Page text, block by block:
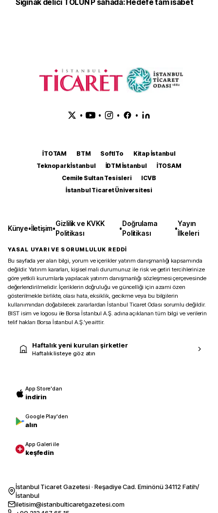
Sığınak delici TOLUN P sahada: Hedefe tam isabet
• • • •
İTOTAM BTM SoftITo
Kitap İstanbul
Teknopark İstanbul
İDTM İstanbul
İTOSAM
Cemile Sultan Tesisleri
ICVB
İstanbul Ticaret Üniversitesi
Künye•İletişim•
Gizlilik ve KVKK
Politikası
•
Doğrulama
Politikası
•
Yayın
İlkeleri
YASAL UYARI VE SORUMLULUK REDDİ
Bu sayfada yer alan bilgi, yorum ve içerikler yatırım danışmanlığı kapsamında
değildir. Yatırım kararları, kişisel mali durumunuz ile risk ve getiri tercihlerinize
göre yetkili kurumlarla yapılacak yatırım danışmanlığı sözleşmesi çerçevesinde
değerlendirilmelidir. İçeriklerin doğruluğu ve güncelliği için azami özen
gösterilmekle birlikte, olası hata, eksiklik, gecikme veya bu bilgilerin
kullanımından doğabilecek zararlardan İstanbul Ticaret Odası sorumlu değildir.
BIST isim ve logosu ile Borsa İstanbul A.Ş. adına açıklanan tüm bilgi ve verilerin
telif hakları Borsa İstanbul A.Ş.’ye aittir.
Haftalık yeni kurulan şirketler
Haftalık listeye göz atın
App Store'dan
indirin
Google Play'den
alın
App Galeri ile
keşfedin
İstanbul Ticaret Gazetesi · Reşadiye Cad. Eminönü 34112 Fatih/
İstanbul
iletisim@istanbulticaretgazetesi.com